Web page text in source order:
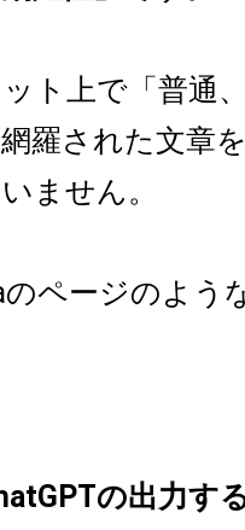
ト上で「普通
羅された文章
ません。
ページのよう
の出力す